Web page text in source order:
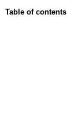
Table of contents